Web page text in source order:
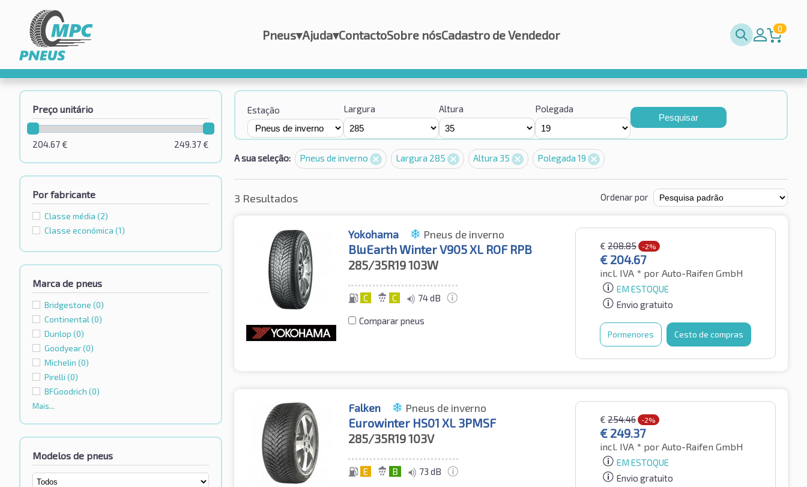
Pneus▾Ajuda▾ContactoSobre nósCadastro de Vendedor 0
Preço unitário
249.37€
204.67€
Por fabricante
Classe média (2)
Classe económica (1)
Marca de pneus
Bridgestone (0)
Continental (0)
Dunlop (0)
Goodyear(0)
Michelin (0)
Pirelli (0)
BFGoodrich (0)
Mais...
Modelos de pneus
Estação Largura Altura Polegada
Pesquisar
A sua seleção: Pneus de inverno Largura 285 Altura 35 Polegada 19
3 Resultados Ordenar por
Yokohama Pneus de inverno
BluEarth Winter V905 XL ROF RPB
285/35R19103W
C C 74 dB
Comparar pneus
€ 208.85 -2%
€ 204.67
incl. IVA * por Auto-Raifen GmbH
EM ESTOQUE
Envio gratuito
Pormenores Cesto de compras
Falken Pneus de inverno
Eurowinter HS01 XL 3PMSF
285/35R19103V
E B 73 dB
€ 254.46 -2%
€ 249.37
incl. IVA * por Auto-Raifen GmbH
EM ESTOQUE
Envio gratuito